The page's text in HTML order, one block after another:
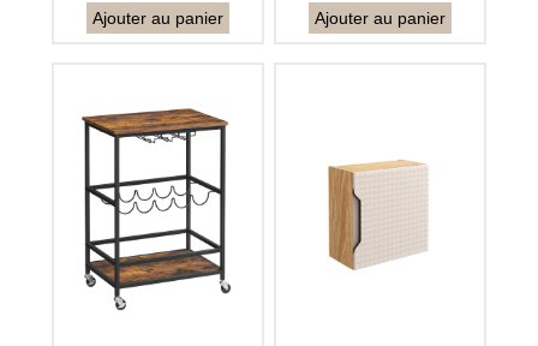
Ajouter au panier Ajouter au panier